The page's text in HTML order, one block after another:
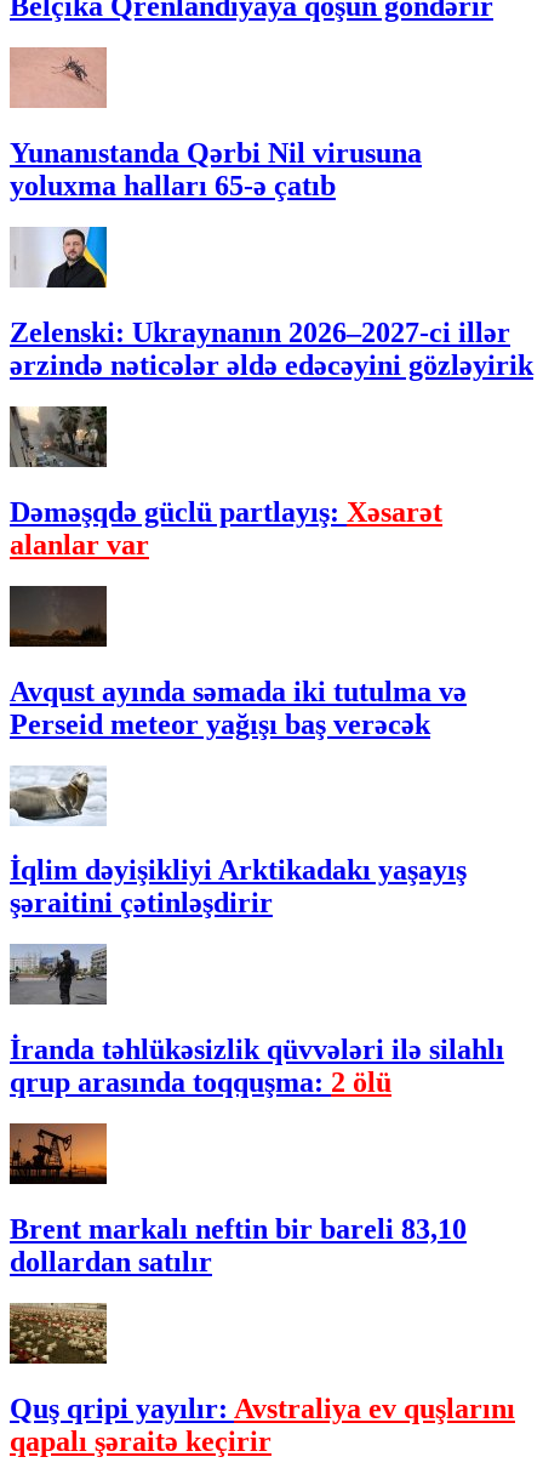
Belçika Qrenlandiyaya qoşun göndərir
Yunanıstanda Qərbi Nil virusuna
yoluxma halları 65-ə çatıb
Zelenski: Ukraynanın 2026–2027-ci illər
ərzində nəticələr əldə edəcəyini gözləyirik
Dəməşqdə güclü partlayış: Xəsarət
alanlar var
Avqust ayında səmada iki tutulma və
Perseid meteor yağışı baş verəcək
İqlim dəyişikliyi Arktikadakı yaşayış
şəraitini çətinləşdirir
İranda təhlükəsizlik qüvvələri ilə silahlı
qrup arasında toqquşma: 2 ölü
Brent markalı neftin bir bareli 83,10
dollardan satılır
Quş qripi yayılır: Avstraliya ev quşlarını
qapalı şəraitə keçirir